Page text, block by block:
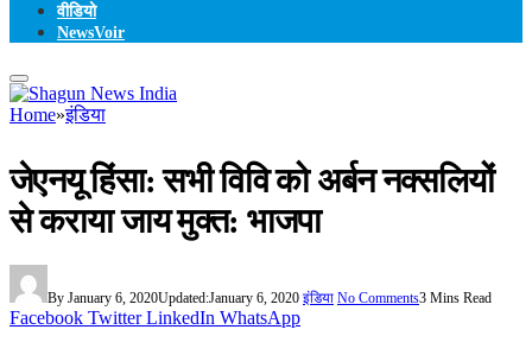
वीडियो
NewsVoir
Home»इंडिया
जेएनयू हिंसा: सभी विवि को अर्बन नक्सलियों
से कराया जाय मुक्त: भाजपा
By January 6, 2020Updated:January 6, 2020 इंडिया No Comments3 Mins Read
Facebook Twitter LinkedIn WhatsApp